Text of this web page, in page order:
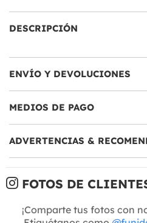
DESCRIPCIÓN
ENVÍO Y DEVOLUCIONES
MEDIOS DE PAGO
ADVERTENCIAS &
FOTOS DE
¡Comparte tus fotos con